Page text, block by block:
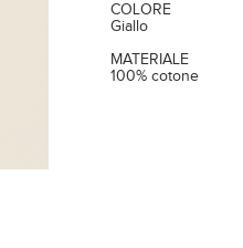
COLORE
Giallo
MATERIALE
100% cotone